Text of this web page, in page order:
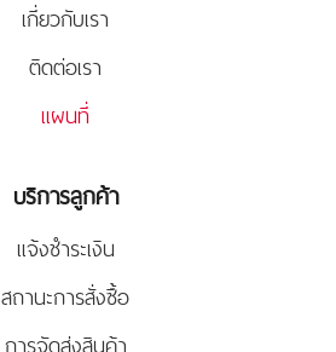
เกี่ยวกับเรา
ติดต่อเรา
แผนที่
บริการลูกค้า
แจ้งชำระเงิน
สถานะการสั่งซื้อ